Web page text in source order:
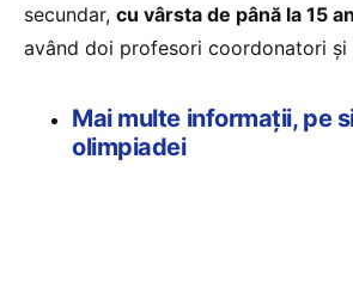
secundar, cu vârsta de până la 15
având doi profesori coordonatori şi
Mai multe informații, pe
olimpiadei